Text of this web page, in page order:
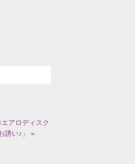
アロディスク
誘い♪」 »